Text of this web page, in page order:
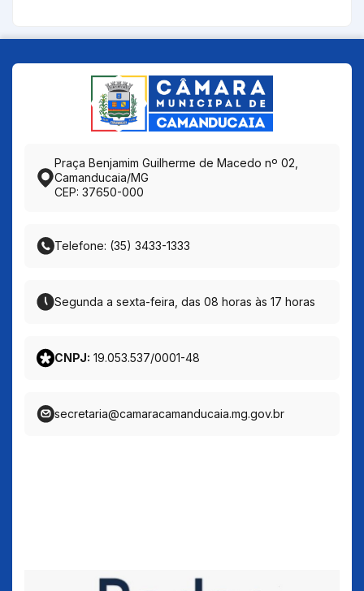
Praça Benjamim Guilherme de Macedo nº 02,
Camanducaia/MG
CEP: 37650-000
Telefone: (35) 3433-1333
Segunda a sexta-feira, das 08 horas às 17 horas
CNPJ: 19.053.537/0001-48
secretaria@camaracamanducaia.mg.gov.br